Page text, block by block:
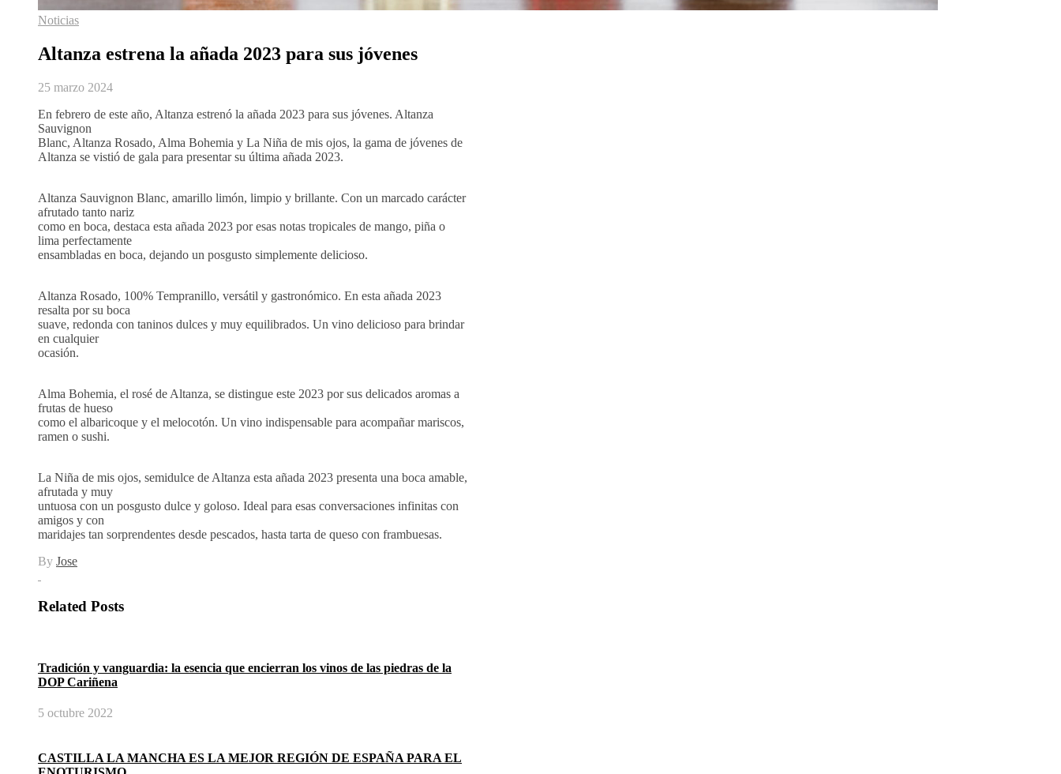
Noticias
Altanza estrena la añada 2023 para sus jóvenes
25 marzo 2024
En febrero de este año, Altanza estrenó la añada 2023 para sus jóvenes. Altanza
Sauvignon
Blanc, Altanza Rosado, Alma Bohemia y La Niña de mis ojos, la gama de jóvenes de
Altanza se vistió de gala para presentar su última añada 2023.
Altanza Sauvignon Blanc, amarillo limón, limpio y brillante. Con un marcado carácter
afrutado tanto nariz
como en boca, destaca esta añada 2023 por esas notas tropicales de mango, piña o
lima perfectamente
ensambladas en boca, dejando un posgusto simplemente delicioso.
Altanza Rosado, 100% Tempranillo, versátil y gastronómico. En esta añada 2023
resalta por su boca
suave, redonda con taninos dulces y muy equilibrados. Un vino delicioso para brindar
en cualquier
ocasión.
Alma Bohemia, el rosé de Altanza, se distingue este 2023 por sus delicados aromas a
frutas de hueso
como el albaricoque y el melocotón. Un vino indispensable para acompañar mariscos,
ramen o sushi.
La Niña de mis ojos, semidulce de Altanza esta añada 2023 presenta una boca amable,
afrutada y muy
untuosa con un posgusto dulce y goloso. Ideal para esas conversaciones infinitas con
amigos y con
maridajes tan sorprendentes desde pescados, hasta tarta de queso con frambuesas.
By Jose
Related Posts
Tradición y vanguardia: la esencia que encierran los vinos de las piedras de la
DOP Cariñena
5 octubre 2022
CASTILLA LA MANCHA ES LA MEJOR REGIÓN DE ESPAÑA PARA EL